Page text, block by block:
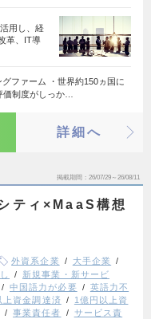
用し、経
革、IT導
ファーム ・世界約150ヵ国に
制度がしっか…
詳細へ
掲載期間 26/07/29～26/08/11
ティ×MaaS構想
外資系企業
大手企業
新規事業・新サービ
中国語力が必要
英語力不
資金調達済
1億円以上資
事業責任者
サービス責